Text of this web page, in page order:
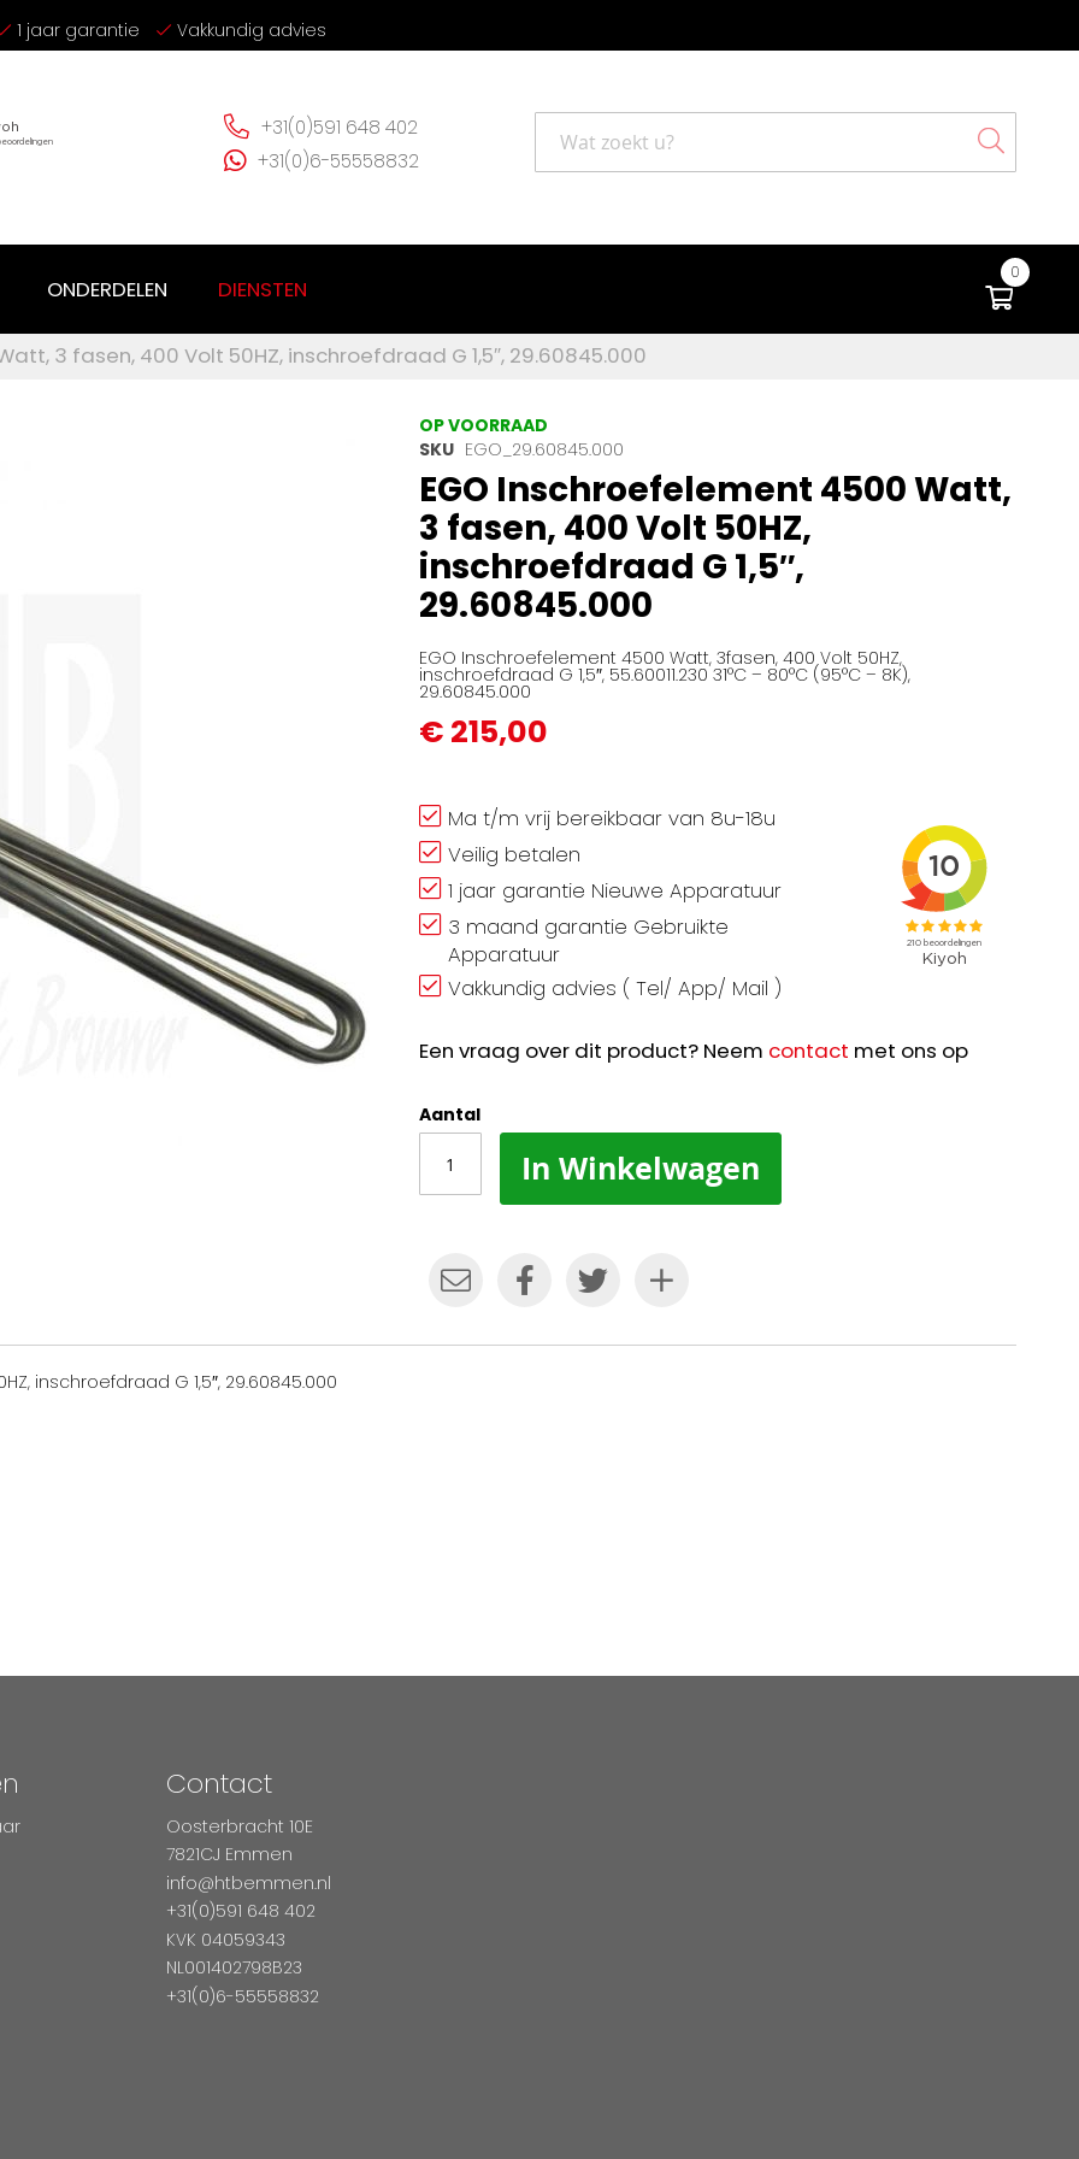
1 jaar garantie Vakkundig advies
+31(0)591 648 402
+31(0)6-55558832
Search
0
ONDERDELEN DIENSTEN
3 fasen, 400 Volt 50HZ, inschroefdraad G 1,5″, 29.60845.000
OP VOORRAAD
SKU EGO_29.60845.000
EGO Inschroefelement 4500 Watt,
3 fasen, 400 Volt 50HZ,
inschroefdraad G 1,5″,
29.60845.000
EGO Inschroefelement 4500 Watt, 3fasen, 400 Volt 50HZ,
inschroefdraad G 1,5″, 55.60011.230 31°C – 80°C (95°C – 8K),
29.60845.000
€ 215,00
Ma t/m vrij bereikbaar van 8u-18u
Veilig betalen
1 jaar garantie Nieuwe Apparatuur
3 maand garantie Gebruikte
Apparatuur
Vakkundig advies ( Tel/ App/ Mail )
Een vraag over dit product? Neem contact met ons op
Aantal
In Winkelwagen
inschroefdraad G 1,5″, 29.60845.000
Contact
Oosterbracht 10E
7821CJ Emmen
info@htbemmen.nl
+31(0)591 648 402
KVK 04059343
NL001402798B23
+31(0)6-55558832